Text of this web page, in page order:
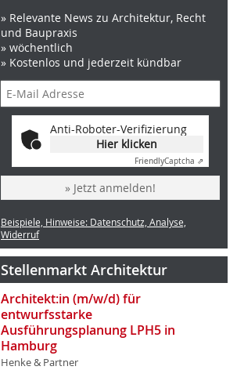
» Relevante News zu Architektur, Recht
und Baupraxis
» wöchentlich
» Kostenlos und jederzeit kündbar
Anti-Roboter-Verifizierung
Hier klicken
FriendlyCaptcha ⇗
» Jetzt anmelden!
Beispiele, Hinweise: Datenschutz, Analyse,
Widerruf
Stellenmarkt Architektur
Architekt:in (m/w/d) für
entwurfsstarke
Ausführungsplanung LPH5 in
Hamburg
Henke & Partner